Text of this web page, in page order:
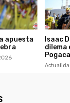
apuesta
Isaac
dilema